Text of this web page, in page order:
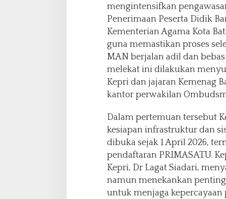
l
i
k
mengintensifkan
Penerimaan Peserta Didik
Kementerian Agama Kota
guna memastikan proses
MAN berjalan adil dan
melekat ini dilakukan
Kepri dan jajaran Kemenag
kantor perwakilan
Dalam pertemuan tersebut
kesiapan infrastruktur dan
dibuka sejak 1 April 2026,
pendaftaran PRIMASATU.
Kepri, Dr Lagat Siadari,
namun menekankan
untuk menjaga